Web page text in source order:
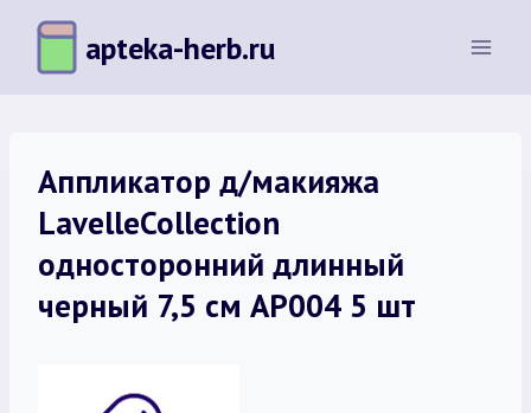
Перейти
содержимому
apteka-herb.ru
Аппликатор д/макияжа
LavelleCollection
односторонний длинный
черный 7,5 см АР004 5 шт